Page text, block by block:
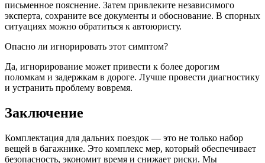
письменное пояснение. Затем привлеките независимого
эксперта, сохраните все документы и обоснование. В спорных
ситуациях можно обратиться к автоюристу.
Опасно ли игнорировать этот симптом?
Да, игнорирование может привести к более дорогим
поломкам и задержкам в дороге. Лучше провести диагностику
и устранить проблему вовремя.
Заключение
Комплектация для дальних поездок — это не только набор
вещей в багажнике. Это комплекс мер, который обеспечивает
безопасность, экономит время и снижает риски. Мы